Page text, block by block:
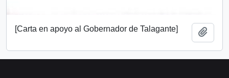
[Carta en apoyo al Gobernador de Talagante]